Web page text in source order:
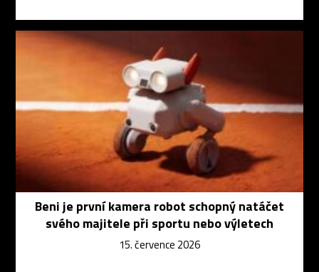
Beni je první kamera robot schopný natáčet
svého majitele při sportu nebo výletech
15. července 2026